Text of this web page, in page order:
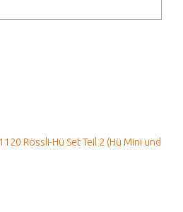
Rössli-Hü Set Teil 2 (Hü Mini und